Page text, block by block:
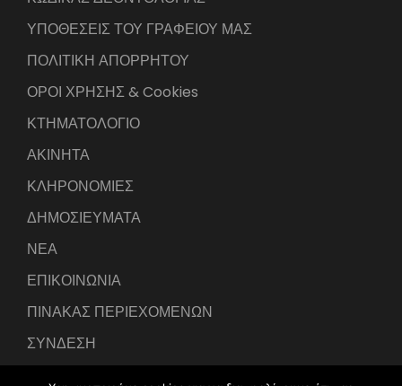
ΥΠΟΘΕΣΕΙΣ ΤΟΥ ΓΡΑΦΕΙΟΥ ΜΑΣ
ΠΟΛΙΤΙΚΗ ΑΠΟΡΡΗΤΟΥ
ΟΡΟΙ ΧΡΗΣΗΣ & Cookies
ΚΤΗΜΑΤΟΛΟΓΙΟ
ΑΚΙΝΗΤΑ
ΚΛΗΡΟΝΟΜΙΕΣ
ΔΗΜΟΣΙΕΥΜΑΤΑ
ΝΕΑ
ΕΠΙΚΟΙΝΩΝΙΑ
ΠΙΝΑΚΑΣ ΠΕΡΙΕΧΟΜΕΝΩΝ
ΣΥΝΔΕΣΗ